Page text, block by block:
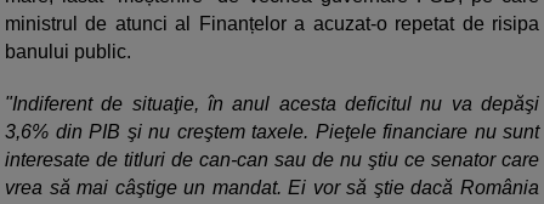
ministrul de atunci al Finanțelor a acuzat-o repetat de risipa
banului public.
"Indiferent de situaţie, în anul acesta deficitul nu va depăşi
3,6% din PIB şi nu creştem taxele. Pieţele financiare nu sunt
interesate de titluri de can-can sau de nu ştiu ce senator care
vrea să mai câştige un mandat. Ei vor să ştie dacă România